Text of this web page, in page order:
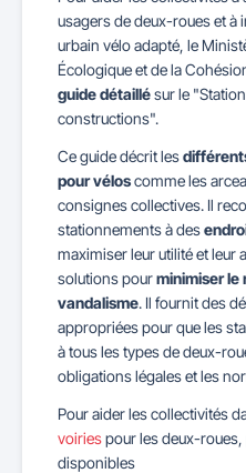
usagers de deux-roues et à
urbain vélo adapté, le
Écologique et de la
guide détaillésur le
constructions".
Ce guide décrit les
pour véloscomme les
consignes collectives. Il
stationnements à des
maximiser leur utilité et leur
solutions pourminimiser le
vandalisme. Il fournit des
appropriées pour que les
à tous les types de deux-
obligations légales et les
Pour aider les collectivités
voiriespour les deux-
disponibles